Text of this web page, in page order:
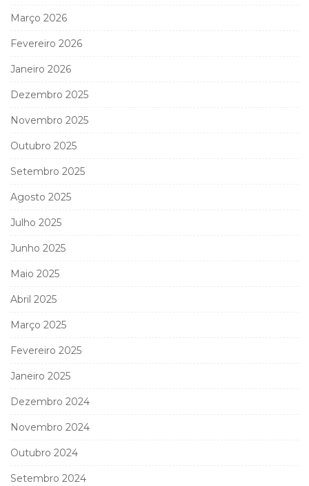
Março 2026
Fevereiro 2026
Janeiro 2026
Dezembro 2025
Novembro 2025
Outubro 2025
Setembro 2025
Agosto 2025
Julho 2025
Junho 2025
Maio 2025
Abril 2025
Março 2025
Fevereiro 2025
Janeiro 2025
Dezembro 2024
Novembro 2024
Outubro 2024
Setembro 2024